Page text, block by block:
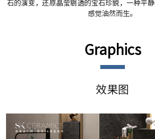
石的演变，还原晶莹剔透的宝石珍貌，一种平
感觉油然而生。
Graphics
效果图